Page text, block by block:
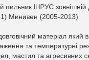
пильник ШРУС
Минивен (2005-2013)
матеріал який
та температурні
мастил та агресивних